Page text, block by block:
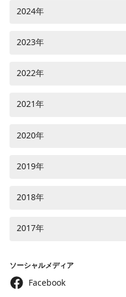
2024年
2023年
2022年
2021年
2020年
2019年
2018年
2017年
ソーシャルメディア
Facebook